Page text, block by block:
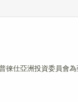
徠仕亞洲投資委員會